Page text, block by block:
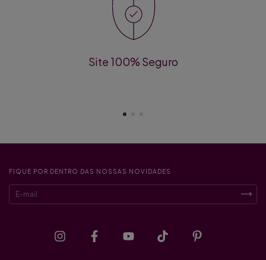
Site 100% Seguro
FIQUE POR DENTRO DAS NOSSAS NOVIDADES